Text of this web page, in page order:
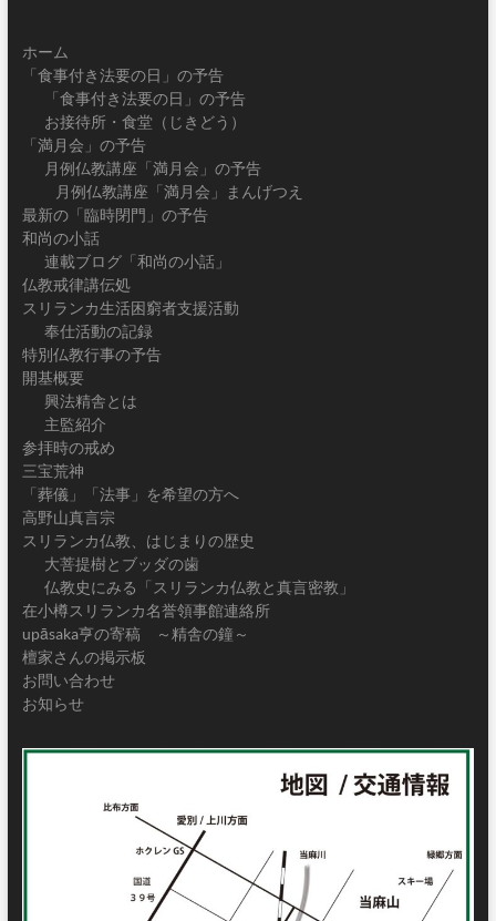
ホーム
「食事付き法要の日」の予告
「食事付き法要の日」の予告
お接待所・食堂（じきどう）
「満月会」の予告
月例仏教講座「満月会」の予告
月例仏教講座「満月会」まんげつえ
最新の「臨時閉門」の予告
和尚の小話
連載ブログ「和尚の小話」
仏教戒律講伝処
スリランカ生活困窮者支援活動
奉仕活動の記録
特別仏教行事の予告
開基概要
興法精舎とは
主監紹介
参拝時の戒め
三宝荒神
「葬儀」「法事」を希望の方へ
高野山真言宗
スリランカ仏教、はじまりの歴史
大菩提樹とブッダの歯
仏教史にみる「スリランカ仏教と真言密教」
在小樽スリランカ名誉領事館連絡所
upāsaka亨の寄稿 ～精舎の鐘～
檀家さんの掲示板
お問い合わせ
お知らせ